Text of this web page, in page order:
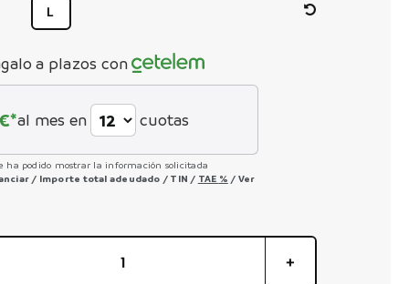
L
a plazos con
al mes en cuotas
ha podido mostrar la información solicitada
/ Importe total adeudado / TIN / TAE % / Ver
Frogskins™